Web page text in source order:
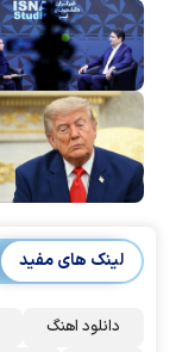
لینک های مفید
دانلود اهنگ